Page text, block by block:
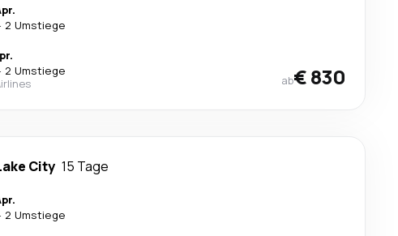
· 2 Umstiege
· 2 Umstiege
ab€ 830
City 15 Tage
· 2 Umstiege